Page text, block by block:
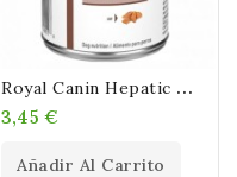
R
Oyal Canin Hepatic Perro Lata 420 Gr
3,45 €
Añadir Al Carrito